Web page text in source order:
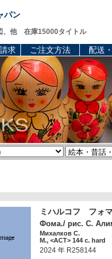
パン
、他 在庫15000タイトル
求 ご注文方法 配送
ミハルコフ フォマ
Фома./ рис. С.
Михалков С.
М., <АСТ> 144 c. hard
2024 年 R258144